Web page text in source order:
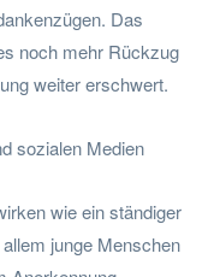
Das
noch mehr Rückzug
weiter erschwert.
sozialen Medien
wie ein ständiger
junge Menschen